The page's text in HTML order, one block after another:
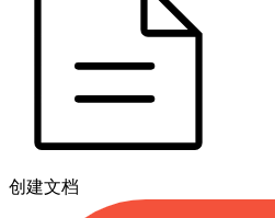
创建文档